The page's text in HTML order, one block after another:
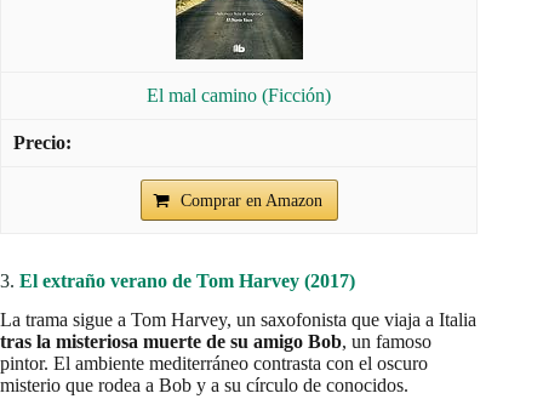
El mal camino (Ficción)
Comprar en Amazon
3. El extraño verano de Tom Harvey (2017)
La trama sigue a Tom Harvey, un saxofonista que viaja a Italia
tras la misteriosa muerte de su amigo Bob, un famoso
pintor. El ambiente mediterráneo contrasta con el oscuro
misterio que rodea a Bob y a su círculo de conocidos.